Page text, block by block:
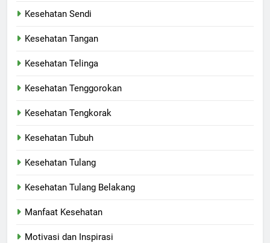
Kesehatan Sendi
Kesehatan Tangan
Kesehatan Telinga
Kesehatan Tenggorokan
Kesehatan Tengkorak
Kesehatan Tubuh
Kesehatan Tulang
Kesehatan Tulang Belakang
Manfaat Kesehatan
Motivasi dan Inspirasi